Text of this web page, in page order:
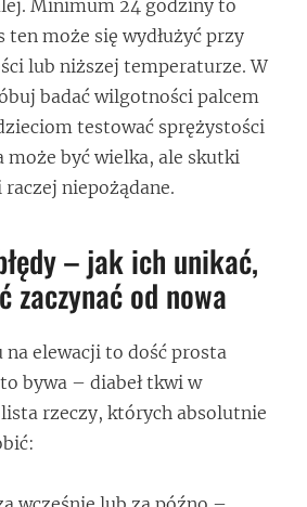
Minimum 24 godziny to
ten może się wydłużyć przy
lub niższej temperaturze. W
badać wilgotności palcem
testować sprężystości
może być wielka, ale skutki
niepożądane.
– jak ich unikać,
zaczynać od nowa
na elewacji to dość prosta
bywa – diabeł tkwi w
lista rzeczy, których absolutnie